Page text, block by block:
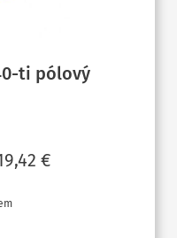
ti pólový
€Rozpětí